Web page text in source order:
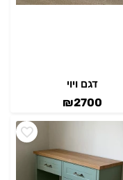
דגם ויוי
₪2700